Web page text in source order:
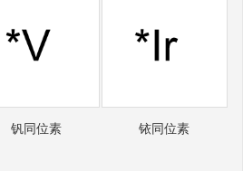
钒同位素 铱同位素